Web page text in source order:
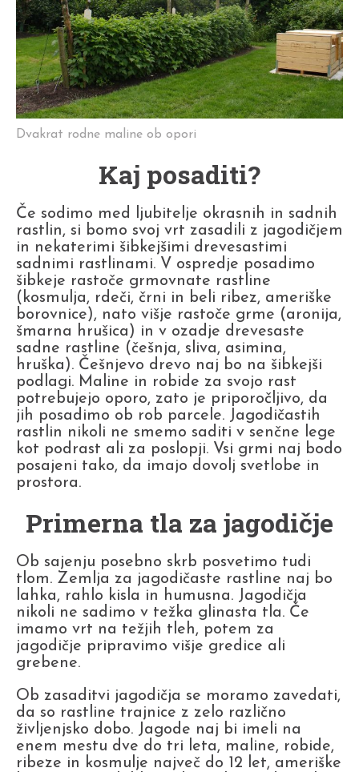
Dvakrat rodne maline ob opori
Kaj posaditi?
Če sodimo med ljubitelje okrasnih in sadnih
rastlin, si bomo svoj vrt zasadili z jagodičjem
in nekaterimi šibkejšimi drevesastimi
sadnimi rastlinami. V ospredje posadimo
šibkeje rastoče grmovnate rastline
(kosmulja, rdeči, črni in beli ribez, ameriške
borovnice), nato višje rastoče grme (aronija,
šmarna hrušica) in v ozadje drevesaste
sadne rastline (češnja, sliva, asimina,
hruška). Češnjevo drevo naj bo na šibkejši
podlagi. Maline in robide za svojo rast
potrebujejo oporo, zato je priporočljivo, da
jih posadimo ob rob parcele. Jagodičastih
rastlin nikoli ne smemo saditi v senčne lege
kot podrast ali za poslopji. Vsi grmi naj bodo
posajeni tako, da imajo dovolj svetlobe in
prostora.
Primerna tla za jagodičje
Ob sajenju posebno skrb posvetimo tudi
tlom. Zemlja za jagodičaste rastline naj bo
lahka, rahlo kisla in humusna. Jagodičja
nikoli ne sadimo v težka glinasta tla. Če
imamo vrt na težjih tleh, potem za
jagodičje pripravimo višje gredice ali
grebene.
Ob zasaditvi jagodičja se moramo zavedati,
da so rastline trajnice z zelo različno
življenjsko dobo. Jagode naj bi imeli na
enem mestu dve do tri leta, maline, robide,
ribeze in kosmulje največ do 12 let, ameriške